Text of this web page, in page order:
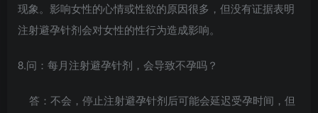
现象。影响女性的心情或性欲的原因很多，但没有证据表明
注射避孕针剂会对女性的性行为造成影响。
8.问：每月注射避孕针剂，会导致不孕吗？
答：不会，停止注射避孕针剂后可能会延迟受孕时间，但